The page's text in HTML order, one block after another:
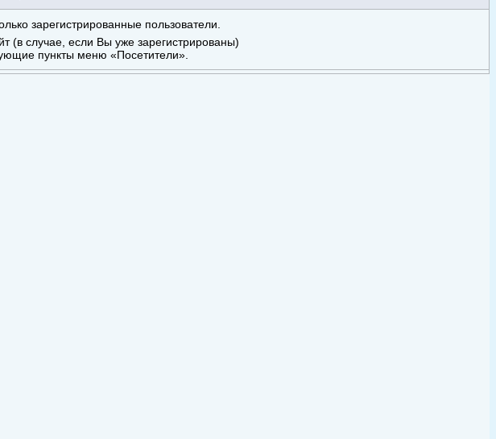
зарегистрированные пользователи.
(в случае, если Вы уже зарегистрированы)
пункты меню «Посетители».